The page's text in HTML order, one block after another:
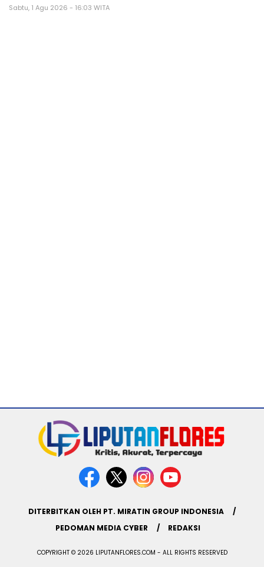
Sabtu, 1 Agu 2026 - 16:03 WITA
DITERBITKAN OLEH PT. MIRATIN GROUP INDONESIA
PEDOMAN MEDIA CYBER
REDAKSI
COPYRIGHT © 2026 LIPUTANFLORES.COM - ALL RIGHTS RESERVED